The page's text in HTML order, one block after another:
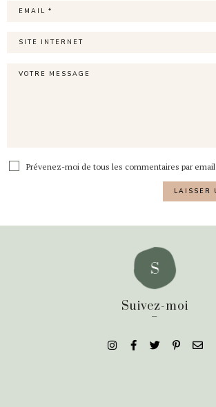
Prévenez-moi de tous les commentaires par email
Suivez-moi
_